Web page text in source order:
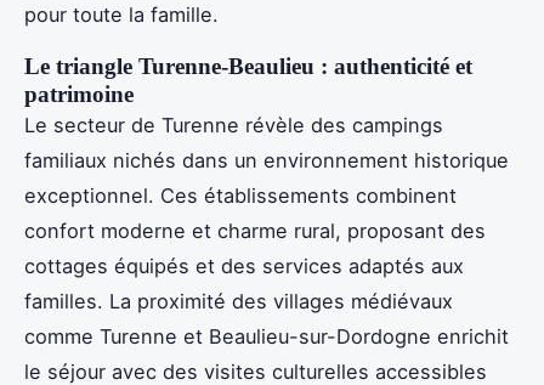
pour toute la famille.
Le triangle Turenne-Beaulieu : authenticité et
patrimoine
Le secteur de Turenne révèle des campings
familiaux nichés dans un environnement historique
exceptionnel. Ces établissements combinent
confort moderne et charme rural, proposant des
cottages équipés et des services adaptés aux
familles. La proximité des villages médiévaux
comme Turenne et Beaulieu-sur-Dordogne enrichit
le séjour avec des visites culturelles accessibles